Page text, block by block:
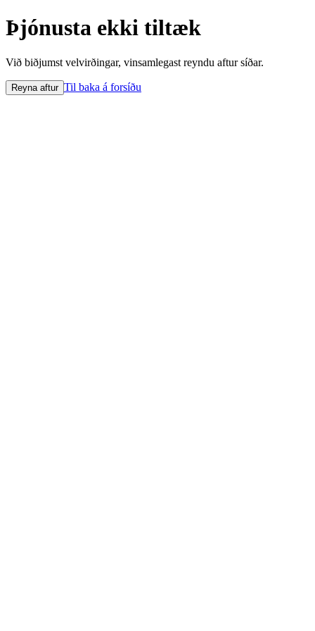
Þjónusta ekki tiltæk
Við biðjumst velvirðingar, vinsamlegast reyndu aftur síðar.
Reyna aftur Til baka á forsíðu